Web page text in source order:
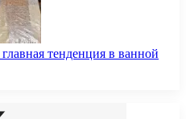
тенденция в ванной